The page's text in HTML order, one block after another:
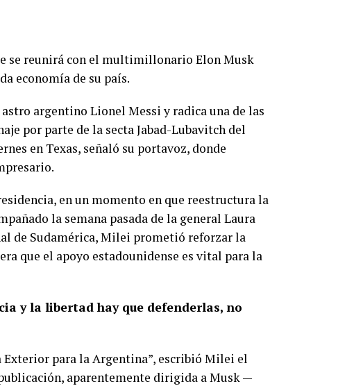
se reunirá con el multimillonario Elon Musk
economía de su país.
argentino Lionel Messi y radica una de las
por parte de la secta Jabad-Lubavitch del
en Texas, señaló su portavoz, donde
en un momento en que reestructura la
la semana pasada de la general Laura
de Sudamérica, Milei prometió reforzar la
que el apoyo estadounidense es vital para la
y la libertad hay que defenderlas, no
para la Argentina”, escribió Milei el
aparentemente dirigida a Musk —